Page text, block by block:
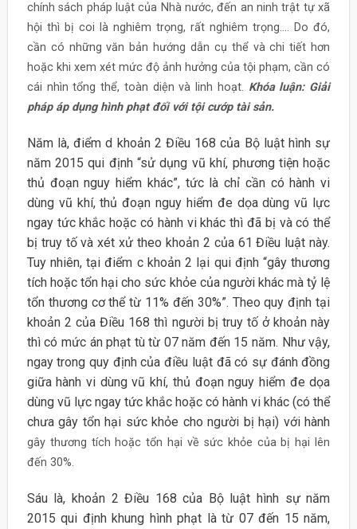
chính sách pháp luật của Nhà nước, đến an ninh trật tự xã
hội thì bị coi là nghiêm trọng, rất nghiêm trọng…. Do đó,
cần có những văn bản hướng dẫn cụ thể và chi tiết hơn
hoặc khi xem xét mức độ ảnh hưởng của tội phạm, cần có
cái nhìn tổng thể, toàn diện và linh hoạt. Khóa luận: Giải
pháp áp dụng hình phạt đối với tội cướp tài sản.
Năm là, điểm d khoản 2 Điều 168 của Bộ luật hình sự
năm 2015 qui định “sử dụng vũ khí, phương tiện hoặc
thủ đoạn nguy hiểm khác”, tức là chỉ cần có hành vi
dùng vũ khí, thủ đoạn nguy hiểm đe dọa dùng vũ lực
ngay tức khắc hoặc có hành vi khác thì đã bị và có thể
bị truy tố và xét xử theo khoản 2 của 61 Điều luật này.
Tuy nhiên, tại điểm c khoản 2 lại qui định “gây thương
tích hoặc tổn hại cho sức khỏe của người khác mà tỷ lệ
tổn thương cơ thể từ 11% đến 30%”. Theo quy định tại
khoản 2 của Điều 168 thì người bị truy tố ở khoản này
thì có mức án phạt tù từ 07 năm đến 15 năm. Như vậy,
ngay trong quy định của điều luật đã có sự đánh đồng
giữa hành vi dùng vũ khí, thủ đoạn nguy hiểm đe dọa
dùng vũ lực ngay tức khắc hoặc có hành vi khác (có thể
chưa gây tổn hại sức khỏe cho người bị hại) với hành
gây thương tích hoặc tổn hại về sức khỏe của bị hại lên
đến 30%.
Sáu là, khoản 2 Điều 168 của Bộ luật hình sự năm
2015 qui định khung hình phạt là từ 07 đến 15 năm,